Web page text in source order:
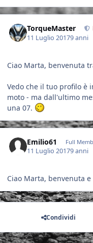
TorqueMaster
11 Luglio 20179 anni
Ciao Marta, benvenuta
Vedo che il tuo profilo è
moto - ma dall'ultimo
una 07.
Emilio61 Full
11 Luglio 20179 anni
Ciao Marta, benvenuta
Condividi